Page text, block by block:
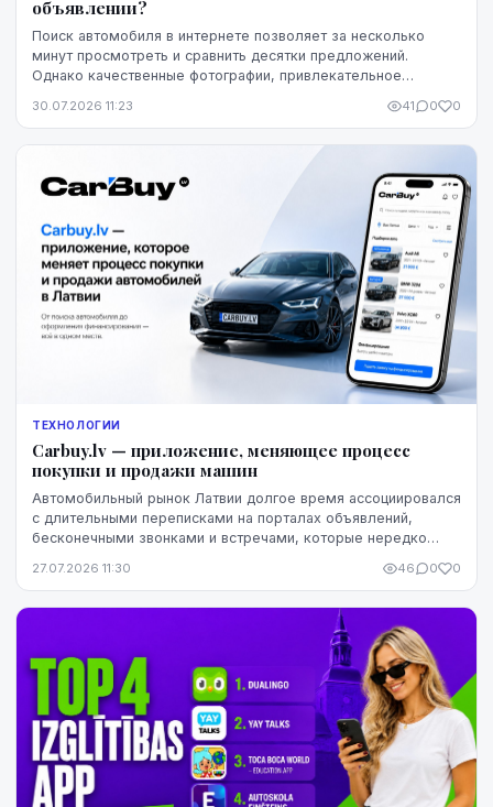
объявлении?
Поиск автомобиля в интернете позволяет за несколько
минут просмотреть и сравнить десятки предложений.
Однако качественные фотографии, привлекательное
30.07.2026 11:23 41 0 0
ТЕХНОЛОГИИ
Carbuy.lv — приложение, меняющее процесс
покупки и продажи машин
Автомобильный рынок Латвии долгое время ассоциировался
с длительными переписками на порталах объявлений,
бесконечными звонками и встречами, которые нередко
27.07.2026 11:30 46 0 0